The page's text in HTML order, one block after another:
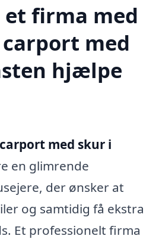
et firma med
med
hjælpe
carport med skur i
en glimrende
der ønsker at
og samtidig få ekstra
Et professionelt firma